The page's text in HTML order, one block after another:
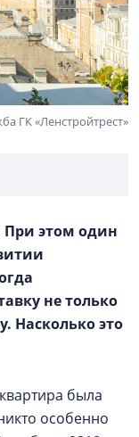
ГК «Ленстройтрест»
При этом один
не только
Насколько это
была
особенно